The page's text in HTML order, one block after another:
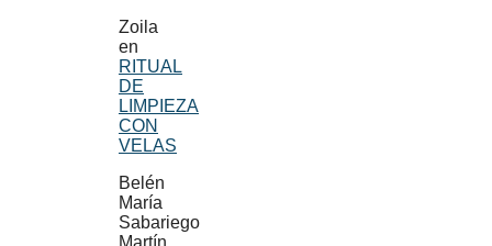
Zoila
en
RITUAL
DE
LIMPIEZA
CON
VELAS
Belén
María
Sabariego
Martín